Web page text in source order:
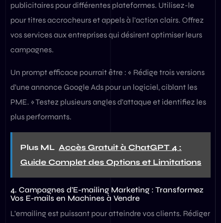
publicitaires pour différentes plateformes. Utilisez-le
pour titres accrocheurs et appels à l’action clairs. Offrez
vos services aux entreprises qui désirent optimiser leurs
campagnes.
Un prompt efficace pourrait être : « Rédige trois versions
d’une annonce Google Ads pour un logiciel, ciblant les
PME. » Testez plusieurs angles d’attaque et identifiez les
plus performants.
Plus ML Accès Gratuit à ChatGPT 4 :
Guide Complet des Options et Limitations
4. Campagnes d’E-mailing Marketing : Transformez
Vos E-mails en Machines à Vendre
L’emailing est puissant pour atteindre vos clients. Rédiger